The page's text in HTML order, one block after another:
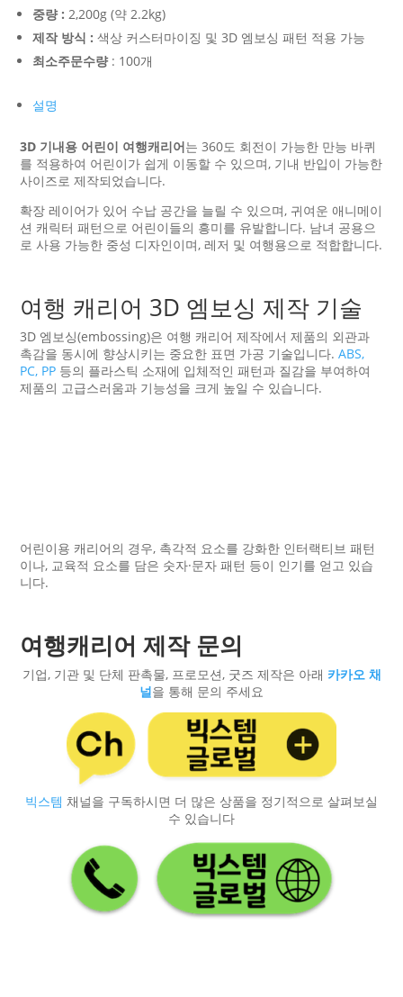
중량 : 2,200g (약 2.2kg)
제작 방식 : 색상 커스터마이징 및 3D 엠보싱 패턴 적용 가능
최소주문수량: 100개
설명
3D 기내용 어린이 여행캐리어는 360도 회전이 가능한 만능 바퀴
를 적용하여 어린이가 쉽게 이동할 수 있으며, 기내 반입이 가능한
사이즈로 제작되었습니다.
확장 레이어가 있어 수납 공간을 늘릴 수 있으며, 귀여운 애니메이
션 캐릭터 패턴으로 어린이들의 흥미를 유발합니다. 남녀 공용으
로 사용 가능한 중성 디자인이며, 레저 및 여행용으로 적합합니다.
여행 캐리어 3D 엠보싱 제작 기술
3D 엠보싱(embossing)은 여행 캐리어 제작에서 제품의 외관과
촉감을 동시에 향상시키는 중요한 표면 가공 기술입니다.ABS,
PC, PP 등의 플라스틱 소재에 입체적인 패턴과 질감을 부여하여
제품의 고급스러움과 기능성을 크게 높일 수 있습니다.
어린이용 캐리어의 경우, 촉각적 요소를 강화한 인터랙티브 패턴
이나, 교육적 요소를 담은 숫자·문자 패턴 등이 인기를 얻고 있습
니다.
여행캐리어 제작 문의
기업, 기관 및 단체 판촉물, 프로모션, 굿즈 제작은 아래 카카오 채
널을 통해 문의 주세요
빅스템 채널을 구독하시면 더 많은 상품을 정기적으로 살펴보실
수 있습니다